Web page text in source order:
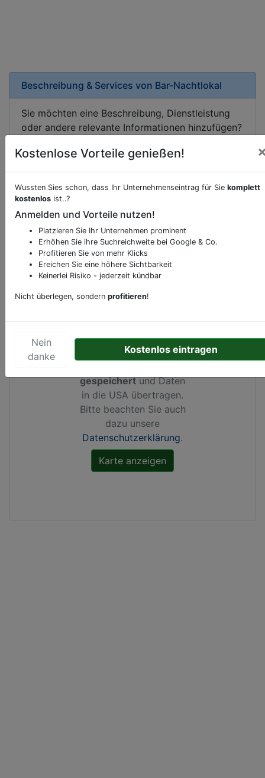
Beschreibung & Services von Bar-Nachtlokal
Sie möchten eine Beschreibung, Dienstleistung
oder andere relevante Informationen hinzufügen?
Gerne erweitern wir Ihren Firmeneintrag um
Sonderangebote odere besondere Services, die
Ihr Unternehmen anbietet und womit Sie sich von
Ihren Wettbewerbern abheben.
KartenansichtLainzer Straße 49-51
Durch Aktivierung dieser
Karte werden von
Google Maps Cookies
gespeichertund Daten
in die USA übertragen.
Bitte beachten Sie auch
dazu unsere
Datenschutzerklärung.
Kostenlose Vorteile genießen!
Wussten Sies schon, dass Ihr Unternehmenseintrag für Sie komplett
kostenlos ist..?
Anmelden und Vorteile nutzen!
Platzieren Sie Ihr Unternehmen prominent
Erhöhen Sie ihre Suchreichweite bei Google & Co.
Profitieren Sie von mehr Klicks
Ereichen Sie eine höhere Sichtbarkeit
Keinerlei Risiko - jederzeit kündbar
Nicht überlegen, sondern profitieren!
Nein
danke
Kostenlos eintragen